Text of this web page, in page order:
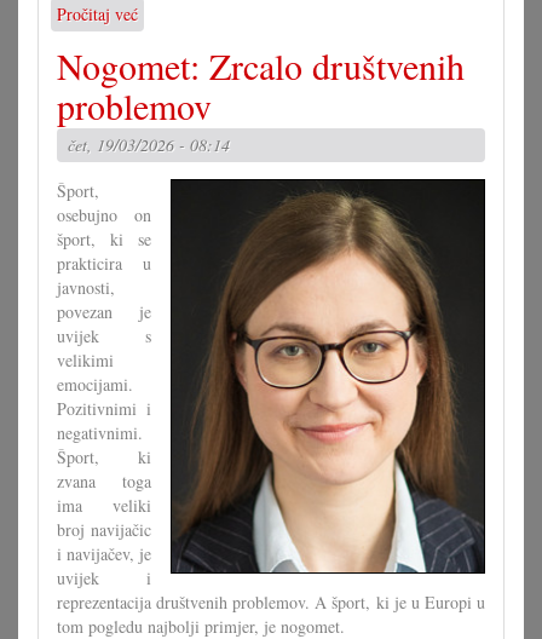
Pročitaj već
Zborovalo
se
je
s
djelaonicom
i
koncertom
Nogomet: Zrcalo društvenih
problemov
čet, 19/03/2026 - 08:14
Šport,
osebujno on
šport, ki se
prakticira u
javnosti,
povezan je
uvijek s
velikimi
emocijami.
Pozitivnimi i
negativnimi.
Šport, ki
zvana toga
ima veliki
broj navijačic
i navijačev, je
uvijek i
reprezentacija društvenih problemov. A šport, ki je u Europi u
tom pogledu najbolji primjer, je nogomet.